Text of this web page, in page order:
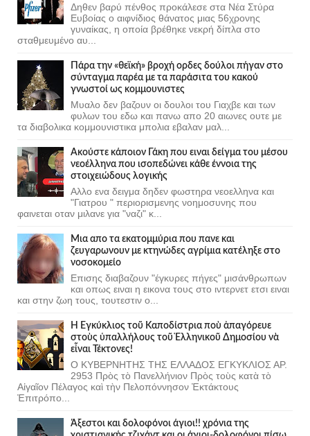
Δηθεν βαρύ πένθος προκάλεσε στα Νέα Στύρα
Ευβοίας ο αιφνίδιος θάνατος μιας 56χρονης
γυναίκας, η οποία βρέθηκε νεκρή δίπλα στο
σταθμευμένο αυ...
Πάρα την «θεϊκή» βροχή ορδες δούλοι πήγαν στο
σύνταγμα παρέα με τα παράσιτα του κακού
γνωστοί ως κομμουνιστες
Μυαλο δεν βαζουν οι δουλοι του Γιαχβε και των
φυλων του εδω και πανω απο 20 αιωνες ουτε με
τα διαβολικα κομμουνιστικα μπολια εβαλαν μαλ...
Ακούστε κάποιον Γάκη που ειναι δείγμα του μέσου
νεοέλληνα που ισοπεδώνει κάθε έννοια της
στοιχειώδους λογικής
Αλλο ενα δειγμα δηδεν φωστηρα νεοελληνα και
"Γιατρου " περιορισμενης νοημοσυνης που
φαινεται οταν μιλανε για "ναζι" κ...
Μια απο τα εκατομμύρια που πανε και
ζευγαρωνουν με κτηνώδες αγρίμια κατέληξε στο
νοσοκομείο
Επισης διαβαζουν "έγκυρες πήγες" μισάνθρωπων
και οπως ειναι η εικονα τους στο ιντερνετ ετσι ειναι
και στην ζωη τους, τουτεστιν ο...
Ἡ Ἐγκύκλιος τοῦ Καποδίστρια ποὺ ἀπαγόρευε
στοὺς ὑπαλλήλους τοῦ Ἑλληνικοῦ Δημοσίου νὰ
εἶναι Τέκτονες!
Ο ΚΥΒΕΡΝΗΤΗΣ ΤΗΣ ΕΛΛΑΔΟΣ ΕΓΚΥΚΛΙΟΣ ΑΡ.
2953 Πρὸς τὸ Πανελλήνιον Πρὸς τοὺς κατὰ τὸ
Αἰγαῖον Πέλαγος καὶ τὴν Πελοπόννησον Ἐκτάκτους
Ἐπιτρόπο...
Άξεστοι και δολοφόνοι άγιοι!! χρόνια της